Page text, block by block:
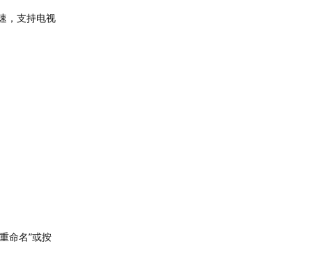
，支持电视
命名”或按